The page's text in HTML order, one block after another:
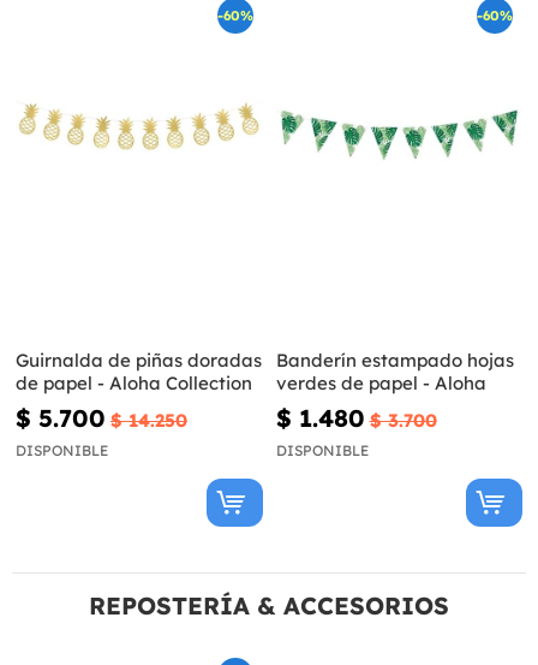
-60%
Guirnalda de piñas doradas
de papel - Aloha Collection
$ 5.700 $ 14.250
DISPONIBLE
-60%
Banderín estampado hojas
verdes de papel - Aloha
$ 1.480 $ 3.700
DISPONIBLE
REPOSTERÍA & ACCESORIOS